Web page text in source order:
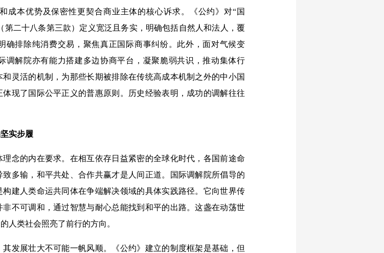
成本优势及保密性更契合商业主体的核心诉求。《公约》对“国
第二十八条第三款）定义宽泛且务实，明确包括自然人和法人，覆
确排除纯消费交易，聚焦真正国际商事纠纷。此外，面对气候变
调解院亦有能力搭建多边协商平台，凝聚脆弱共识，推动集体行
灵活的机制，为那些长期被排除在传统高成本机制之外的中小国
现了国际公平正义的普惠原则。历史经验表明，成功的调解往往
实步履
的内在要求。在相互依存日益紧密的全球化时代，各国前途命
多输，和平共处、合作共赢才是人间正道。国际调解院所倡导的
建人类命运共同体在争端解决领域的具体实践路径。它向世界传
不可调和，通过智慧与耐心总能找到和平的出路。这盏在动荡世
人类社会照亮了前行的方向。
展壮大不可能一帆风顺。《公约》建立的制度框架是基础，但